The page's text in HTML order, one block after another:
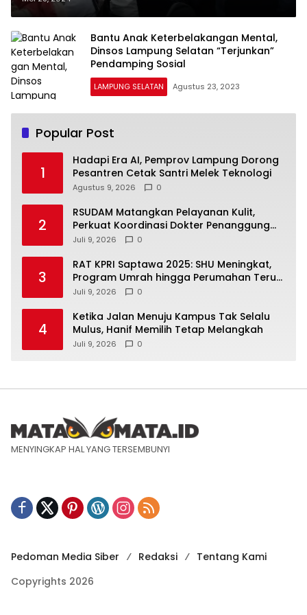
Bantu Anak Keterbelakangan Mental,
Dinsos Lampung Selatan “Terjunkan”
Pendamping Sosial
LAMPUNG SELATAN Agustus 23, 2023
Popular Post
1
Hadapi Era AI, Pemprov Lampung Dorong
Pesantren Cetak Santri Melek Teknologi
Agustus 9, 2026 0
2
RSUDAM Matangkan Pelayanan Kulit,
Perkuat Koordinasi Dokter Penanggung
Jawab Pasien
Juli 9, 2026 0
3
RAT KPRI Saptawa 2025: SHU Meningkat,
Program Umrah hingga Perumahan Terus
Dikembangkan
Juli 9, 2026 0
4
Ketika Jalan Menuju Kampus Tak Selalu
Mulus, Hanif Memilih Tetap Melangkah
Juli 9, 2026 0
MENYINGKAP HAL YANG TERSEMBUNYI
Pedoman Media Siber Redaksi
Tentang Kami
Copyrights 2026